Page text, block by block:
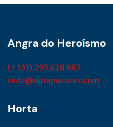
Angra do Heroísmo
(+351) 295 628 887
sede@sintapazores.com
Horta